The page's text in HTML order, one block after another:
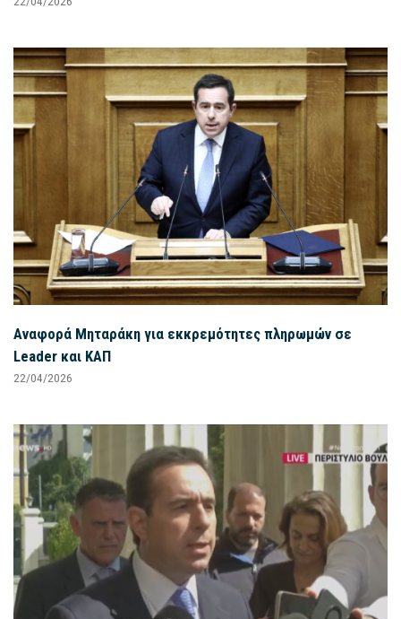
Αναφορά Μηταράκη για εκκρεμότητες πληρωμών σε
Leader και ΚΑΠ
22/04/2026